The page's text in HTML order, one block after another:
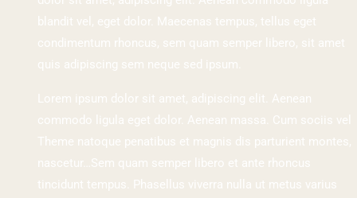
blandit vel, eget dolor. Maecenas tempus, tellus eget
condimentum rhoncus, sem quam semper libero, sit amet
quis adipiscing sem neque sed ipsum.
Lorem ipsum dolor sit amet, adipiscing elit. Aenean
commodo ligula eget dolor. Aenean massa. Cum sociis vel
Theme natoque penatibus et magnis dis parturient montes,
nascetur…Sem quam semper libero et ante rhoncus
tincidunt tempus. Phasellus viverra nulla ut metus varius